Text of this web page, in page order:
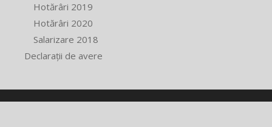
Hotărâri 2019
Hotărâri 2020
Salarizare 2018
Declarații de avere